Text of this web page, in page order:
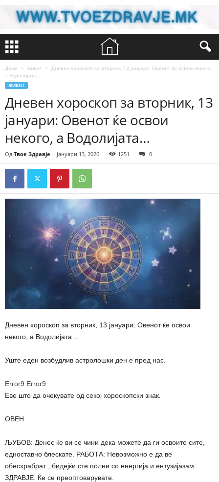
Дома Живот
Дневен хороскоп за вторник, 13 јануари: Овенот ќе освои некого,
а Водолијата…
ЖИВОТ
Дневен хороскоп за вторник, 13
јануари: Овенот ќе освои
некого, а Водолијата…
Од Твое Здравје - јануари 13, 2026 1251 0
Дневен хороскоп за вторник, 13 јануари: Овенот ќе освои
некого, а Водолијата…
Уште еден возбудлив астролошки ден е пред нас.
Error9 Error9
Еве што да очекувате од секој хороскопски знак.
ОВЕН
ЉУБОВ: Денес ќе ви се чини дека можете да ги освоите сите,
едноставно блескате. РАБОТА: Невозможно е да ве
обесхрабрат , бидејќи сте полни со енергија и ентузијазам
ЗДРАВЈЕ: Ќе се преоптоварувате.